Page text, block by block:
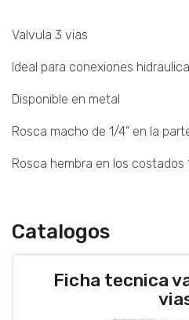
Valvula 3 vias
Ideal para conexiones
Disponible en metal
Rosca macho de 1/4" en la
Rosca hembra en los costados
Catalogos
Ficha tecnica